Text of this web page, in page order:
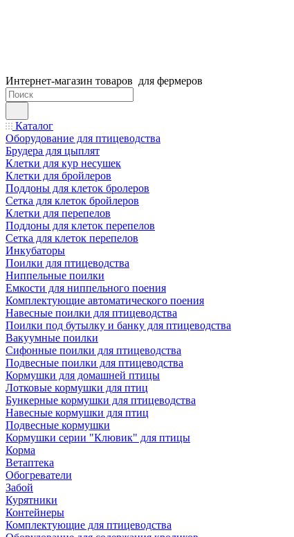
Интернет-магазин товаров для фермеров
Каталог
Оборудование для птицеводства
Брудера для цыплят
Клетки для кур несушек
Клетки для бройлеров
Поддоны для клеток бролеров
Сетка для клеток бройлеров
Клетки для перепелов
Поддоны для клеток перепелов
Сетка для клеток перепелов
Инкубаторы
Поилки для птицеводства
Ниппельные поилки
Емкости для ниппельного поения
Комплектующие автоматического поения
Навесные поилки для птицеводства
Поилки под бутылку и банку для птицеводства
Вакуумные поилки
Сифонные поилки для птицеводства
Подвесные поилки для птицеводства
Кормушки для домашней птицы
Лотковые кормушки для птиц
Бункерные кормушки для птицеводства
Навесные кормушки для птиц
Подвесные кормушки
Кормушки серии "Клювик" для птицы
Корма
Ветаптека
Обогреватели
Забой
Курятники
Контейнеры
Комплектующие для птицеводства